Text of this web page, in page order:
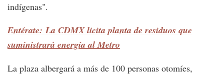
indígenas".
Entérate: La CDMX licita planta de residuos que
suministrará energía al Metro
La plaza albergará a más de 100 personas otomíes,